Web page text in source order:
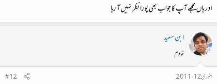
اور ہاں مجھے آپ کا جواب بھی پورا نظر نہیں آ رہا
ابن سعید
خادم
جنوری 12، 2011
#12